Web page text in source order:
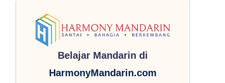
Belajar Mandarin di
HarmonyMandarin.com